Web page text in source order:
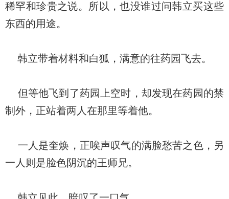
稀罕和珍贵之说。所以，也没谁过问韩立买这些
东西的用途。
韩立带着材料和白狐，满意的往药园飞去。
但等他飞到了药园上空时，却发现在药园的禁
制外，正站着两人在那里等着他。
一人是奎焕，正唉声叹气的满脸愁苦之色，另
一人则是脸色阴沉的王师兄。